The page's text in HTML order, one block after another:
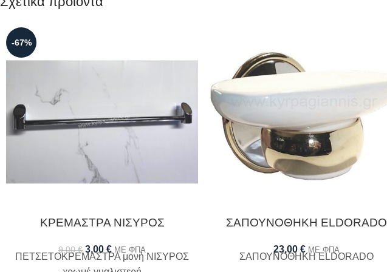
-67%
ΚΡΕΜΑΣΤΡΑ ΝΙΣΥΡΟΣ
9,00€ 3,00 € ΜΕ ΦΠΑ
ΠΕΤΣΕΤΟΚΡΕΜΑΣΤΡΑ μονή ΝΙΣΥΡΟΣ
ΣΑΠΟΥΝΟΘΗΚΗ ELDORADO
23,00 € ΜΕ ΦΠΑ
ΣΑΠΟΥΝΟΘΗΚΗ ELDORADO